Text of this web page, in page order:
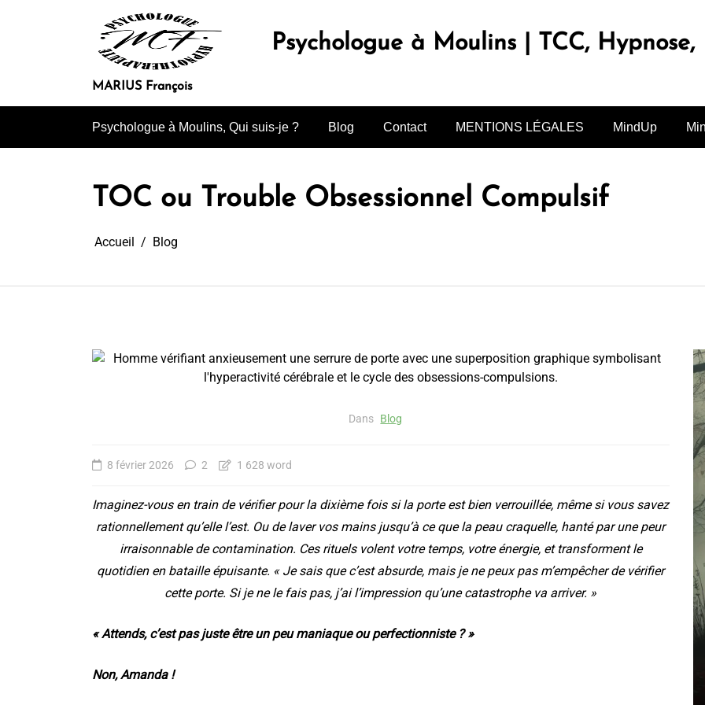
Psychologue à Moulins | TCC, Hypnose,
MARIUS François
Psychologue à Moulins, Qui suis-je ? Blog Contact MENTIONS LÉGALES MindUp
TOC ou Trouble Obsessionnel Compulsif
Accueil Blog
Dans Blog
8 février 2026 2 1 628 word
Imaginez-vous en train de vérifier pour la dixième fois si la porte est bien verrouillée, même si vous savez
rationnellement qu’elle l’est. Ou de laver vos mains jusqu’à ce que la peau craquelle, hanté par une peur
irraisonnable de contamination. Ces rituels volent votre temps, votre énergie, et transforment le
quotidien en bataille épuisante. « Je sais que c’est absurde, mais je ne peux pas m’empêcher de vérifier
cette porte. Si je ne le fais pas, j’ai l’impression qu’une catastrophe va arriver. »
« Attends, c’est pas juste être un peu maniaque ou perfectionniste ? »
Non, Amanda !